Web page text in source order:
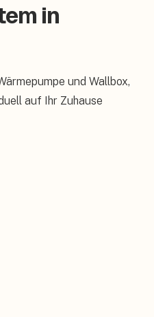
in
und Wallbox,
auf Ihr Zuhause